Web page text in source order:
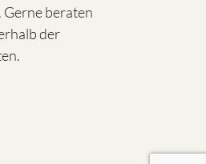
Gerne beraten
der